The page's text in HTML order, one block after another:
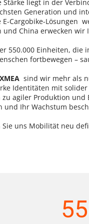
Stärke liegt in der
Generation und
E-Cargobike-Lösungen
und China erwecken wir
550.000 Einheiten, die
fortbewegen –
sind wir mehr als
Identitäten mit
zu agiler Produktion und
und Ihr Wachstum
Sie uns Mobilität neu